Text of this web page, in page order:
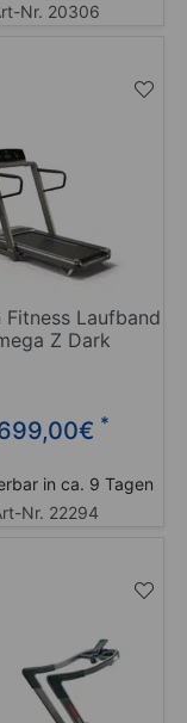
Nr. 20306
Fitness Laufband
Z Dark
€ *
in ca. 9 Tagen
Nr. 22294